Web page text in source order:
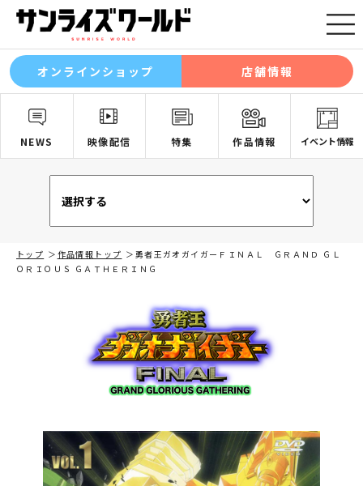
オンラインショップ 店舗情報
NEWS 映像配信 特集 作品情報 イベント情報
トップ 作品情報トップ
勇者王ガオガイガーＦＩＮＡＬ ＧＲＡＮＤ ＧＬ
ＯＲＩＯＵＳ ＧＡＴＨＥＲＩＮＧ